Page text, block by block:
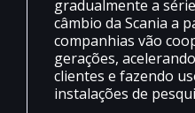
gradualmente a
câmbio da Scania a
companhias vão
gerações,
clientes e fazendo
instalações de